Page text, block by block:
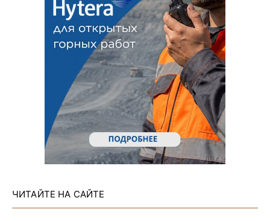
ЧИТАЙТЕ НА САЙТЕ